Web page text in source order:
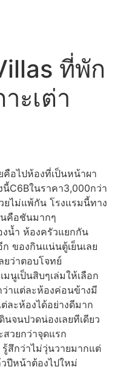
ที่พัก
ะเต่า
คือไปห้องที่เป็นหน้าผา
C6Bในราคา3,000กว่า
ยไม่แพ้กัน โรงแรมนี้ทาง
คือชันมากๆ
น้ำ ห้องครัวแยกกัน
ของกินแน่นตู้เย็นเลย
ยว่าตอบโจทย์
นูเป็นสิบๆเล่มให้เลือก
าแต่ละห้องค่อนข้างมี
ละห้องได้อย่างดีมาก
นจนปวดน่องเลยทีเดียว
วยกว่าจุดแรก
สึกว่าไม่วุ่นวายมากแต่
ปีหน้าต้องไปใหม่